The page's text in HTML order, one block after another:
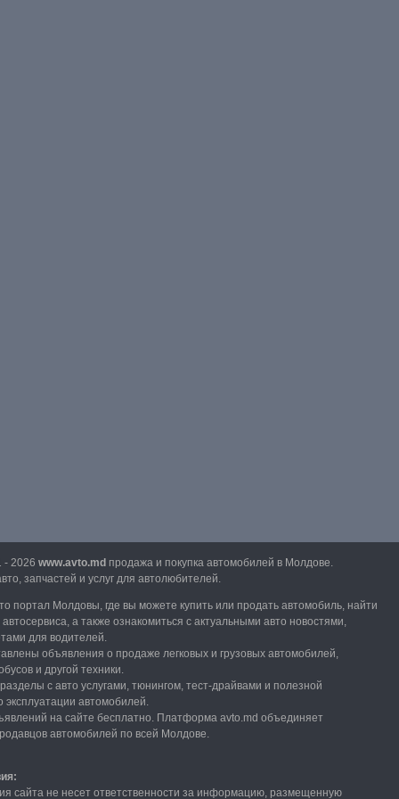
- 2026www.avto.md продажа и покупка автомобилей в Молдове.
запчастей и услуг для автолюбителей.
портал Молдовы, где вы можете купить или продать автомобиль, найти
автосервиса, а также ознакомиться с актуальными авто новостями,
для водителей.
объявления о продаже легковых и грузовых автомобилей,
и другой техники.
с авто услугами,тюнингом, тест-драйвами и полезной
автомобилей.
на сайте бесплатно. Платформа avto.md объединяет
автомобилей по всей Молдове.
сайта не несет ответственности за информацию, размещенную